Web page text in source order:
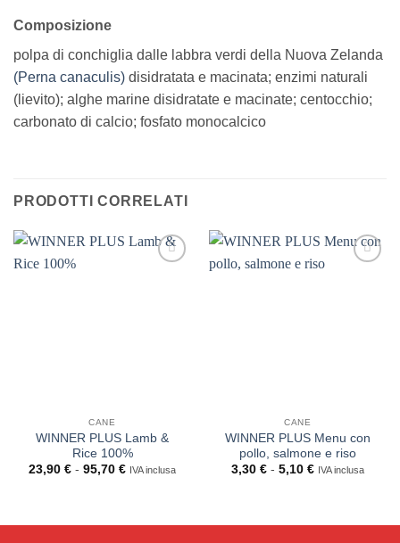
Composizione
polpa di conchiglia dalle labbra verdi della Nuova Zelanda
(Perna canaculis) disidratata e macinata; enzimi naturali
(lievito); alghe marine disidratate e macinate; centocchio;
carbonato di calcio; fosfato monocalcico
PRODOTTI CORRELATI
CANE
WINNER PLUS Lamb &
Rice 100%
23,90 € - 95,70 €Fascia
a
IVA inclusa
CANE
WINNER PLUS Menu con
pollo, salmone e riso
3,30 € - 5,10 €Fascia
a
IVA inclusa